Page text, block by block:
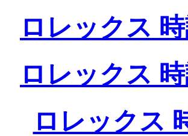
ロレックス
ロレックス
ロレックス